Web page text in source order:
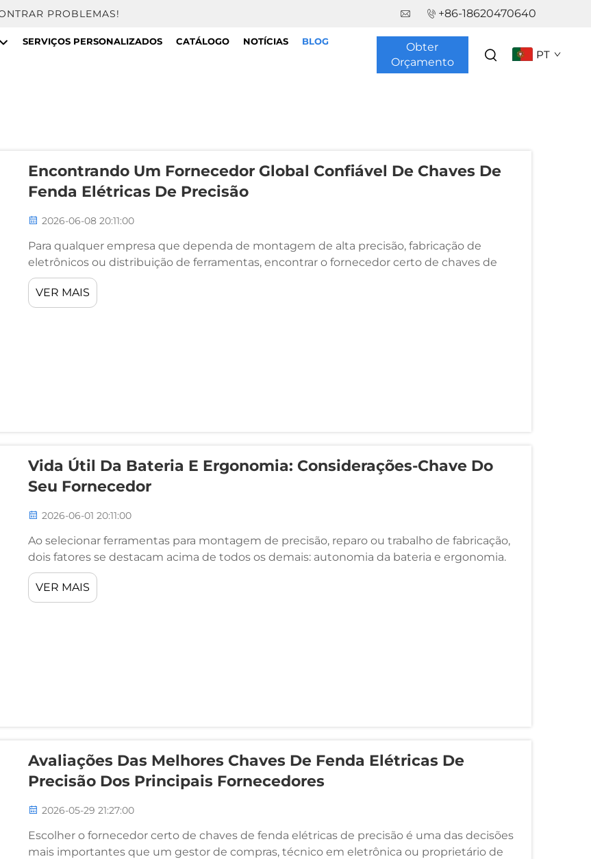
PROBLEMAS! +86-18620470640
SERVIÇOS PERSONALIZADOS CATÁLOGO NOTÍCIAS BLOG
Obter
Orçamento
PT
Encontrando Um Fornecedor Global Confiável De Chaves De
Fenda Elétricas De Precisão
2026-06-08 20:11:00
Para qualquer empresa que dependa de montagem de alta precisão, fabricação de
eletrônicos ou distribuição de ferramentas, encontrar o fornecedor certo de chaves de
fenda elétricas de precisão é uma decisão estratégica, e não apenas uma tarefa de
compra. O mercado global oferece muitas opções...
VER MAIS
Vida Útil Da Bateria E Ergonomia: Considerações-Chave Do
Seu Fornecedor
2026-06-01 20:11:00
Ao selecionar ferramentas para montagem de precisão, reparo ou trabalho de fabricação,
dois fatores se destacam acima de todos os demais: autonomia da bateria e ergonomia.
Essas considerações determinam não apenas por quanto tempo sua equipe pode
trabalhar sem interrupções, mas também o quão confortável...
VER MAIS
Avaliações Das Melhores Chaves De Fenda Elétricas De
Precisão Dos Principais Fornecedores
2026-05-29 21:27:00
Escolher o fornecedor certo de chaves de fenda elétricas de precisão é uma das decisões
mais importantes que um gestor de compras, técnico em eletrônica ou proprietário de